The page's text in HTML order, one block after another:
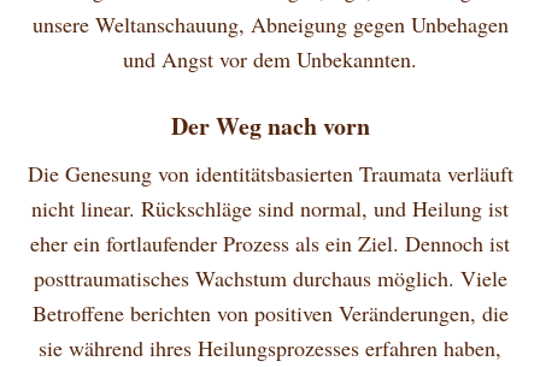
unsere Weltanschauung, Abneigung gegen Unbehagen
und Angst vor dem Unbekannten.
Der Weg nach vorn
Die Genesung von identitätsbasierten Traumata verläuft
nicht linear. Rückschläge sind normal, und Heilung ist
eher ein fortlaufender Prozess als ein Ziel. Dennoch ist
posttraumatisches Wachstum durchaus möglich. Viele
Betroffene berichten von positiven Veränderungen, die
sie während ihres Heilungsprozesses erfahren haben,